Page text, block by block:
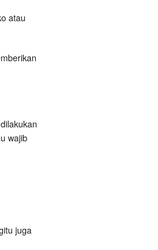
atau
wajib
juga